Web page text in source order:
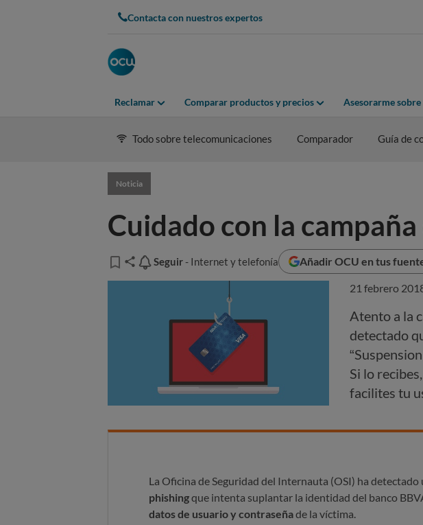
Contacta con nuestros expertos
Reclamar Comparar productos y precios Asesorarme
Todo sobre telecomunicaciones Comparador Guía de
Noticia
Cuidado con la
Seguir
Seguir - Internet y telefonía Añadir OCU en tus
21 febrero
Atento a la
detectado
Si lo
facilites tu
La Oficina de Seguridad del Internauta (OSI) ha detectado
phishingque intenta suplantar la identidad del banco
datos de usuario y contraseñade la víctima.